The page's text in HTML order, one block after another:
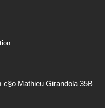
Mathieu Girandola 35B